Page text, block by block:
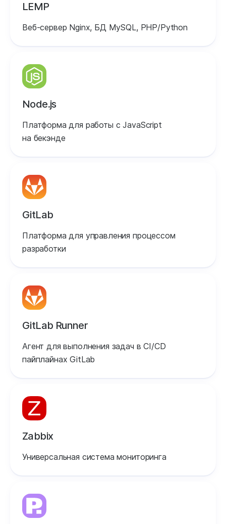
LEMP
Веб-сервер Nginx, БД MySQL, PHP/Python
Node.js
Платформа для работы с JavaScript
на бекэнде
GitLab
Платформа для управления процессом
разработки
GitLab Runner
Агент для выполнения задач в CI/CD
пайплайнах GitLab
Zabbix
Универсальная система мониторинга